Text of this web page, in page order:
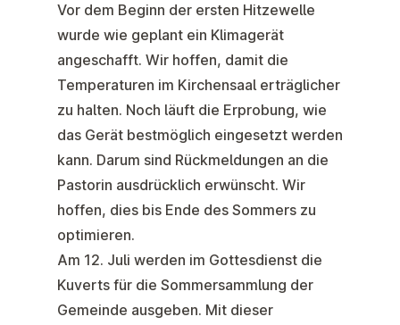
Vor dem Beginn der ersten Hitzewelle
wurde wie geplant ein Klimagerät
angeschafft. Wir hoffen, damit die
Temperaturen im Kirchensaal erträglicher
zu halten. Noch läuft die Erprobung, wie
das Gerät bestmöglich eingesetzt werden
kann. Darum sind Rückmeldungen an die
Pastorin ausdrücklich erwünscht. Wir
hoffen, dies bis Ende des Sommers zu
optimieren.
Am 12. Juli werden im Gottesdienst die
Kuverts für die Sommersammlung der
Gemeinde ausgeben. Mit dieser